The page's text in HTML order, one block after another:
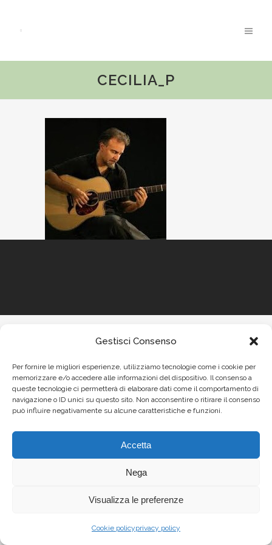
Gestisci Consenso
Per fornire le migliori esperienze, utilizziamo tecnologie come i cookie per
memorizzare e/o accedere alle informazioni del dispositivo. Il consenso a
queste tecnologie ci permetterà di elaborare dati come il comportamento di
navigazione o ID unici su questo sito. Non acconsentire o ritirare il consenso
può influire negativamente su alcune caratteristiche e funzioni.
Accetta
Nega
Visualizza le preferenze
Cookie policyprivacy policy
CECILIA_P